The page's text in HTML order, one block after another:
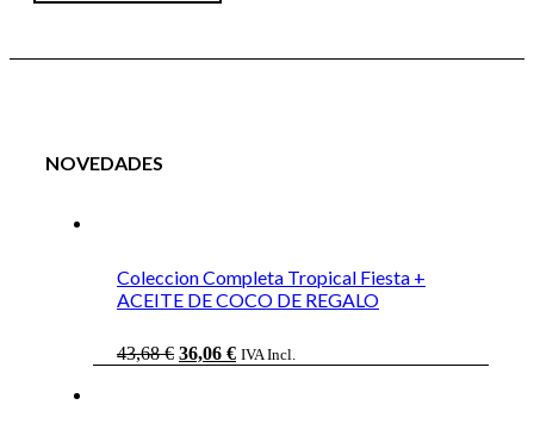
NOVEDADES
Coleccion Completa Tropical Fiesta +
ACEITE DE COCO DE REGALO
43,68€ El
36,06 €ElIVA Incl.